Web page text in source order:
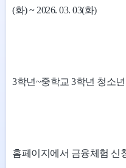
(화) ~ 2026. 03. 03(화)
▶ 참여
3학년~중학교 3학년 청소년
▶ 참여
홈페이지에서 금융체험 신